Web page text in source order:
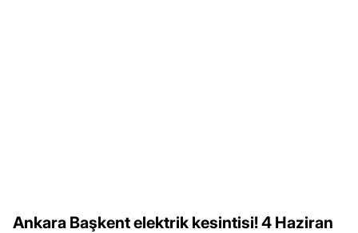
Ankara Başkent elektrik kesintisi! 4 Haziran